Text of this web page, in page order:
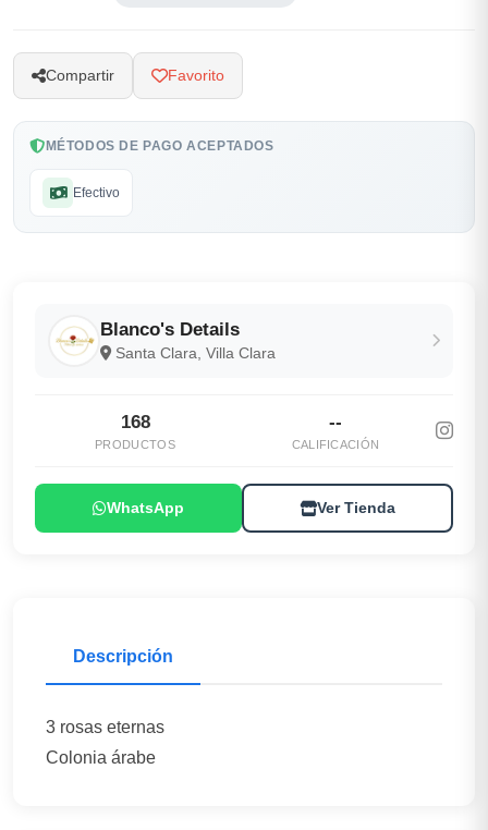
Compartir Favorito
MÉTODOS DE PAGO ACEPTADOS
Efectivo
Blanco's Details
Santa Clara, Villa Clara
168
PRODUCTOS
--
CALIFICACIÓN
WhatsApp Ver Tienda
Descripción
3 rosas eternas
Colonia árabe